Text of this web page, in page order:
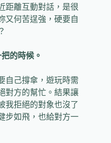
距離互動對話，是很
又何苦逞強，硬要自
的時候。
自己撐傘，遊玩時需
對方的幫忙。結果讓
我拒絕的對象也沒了
步如飛，也給對方一